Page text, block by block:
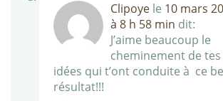
Clipoye le 10 mars
à 8 h 58 min dit:
J’aime beaucoup le
cheminement de tes
idées qui t’ont conduite à ce
résultat!!!